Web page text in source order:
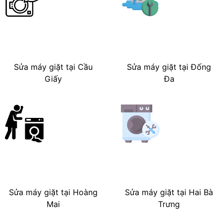
Sửa máy giặt tại Cầu
Giấy
Sửa máy giặt tại Đống
Đa
Sửa máy giặt tại Hoàng
Mai
Sửa máy giặt tại Hai Bà
Trưng